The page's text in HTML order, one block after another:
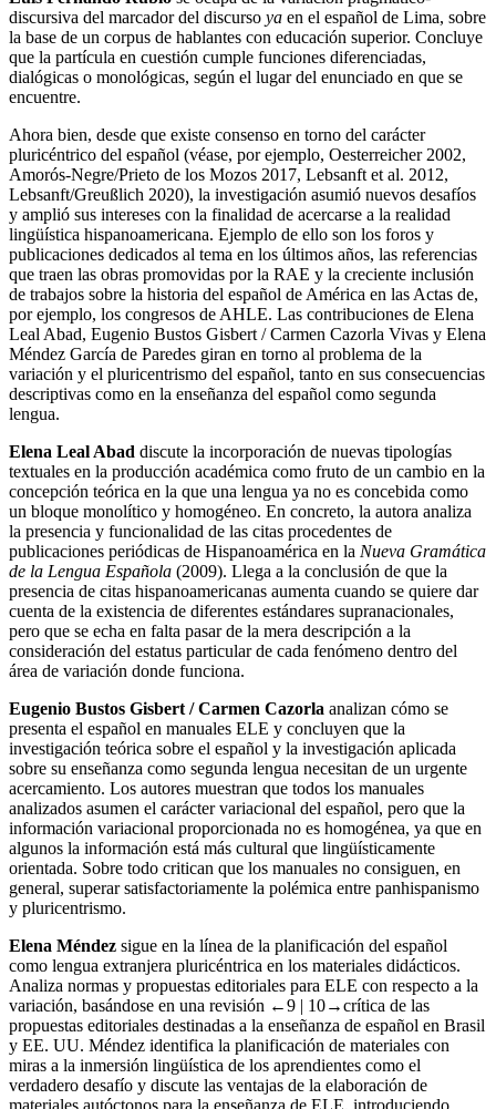
discursiva del marcador del discurso ya en el español de Lima, sobre
la base de un corpus de hablantes con educación superior. Concluye
que la partícula en cuestión cumple funciones diferenciadas,
dialógicas o monológicas, según el lugar del enunciado en que se
encuentre.
Ahora bien, desde que existe consenso en torno del carácter
pluricéntrico del español (véase, por ejemplo, Oesterreicher 2002,
Amorós-Negre/Prieto de los Mozos 2017, Lebsanft et al. 2012,
Lebsanft/Greußlich 2020), la investigación asumió nuevos desafíos
y amplió sus intereses con la finalidad de acercarse a la realidad
lingüística hispanoamericana. Ejemplo de ello son los foros y
publicaciones dedicados al tema en los últimos años, las referencias
que traen las obras promovidas por la RAE y la creciente inclusión
de trabajos sobre la historia del español de América en las Actas de,
por ejemplo, los congresos de AHLE. Las contribuciones de Elena
Leal Abad, Eugenio Bustos Gisbert / Carmen Cazorla Vivas y Elena
Méndez García de Paredes giran en torno al problema de la
variación y el pluricentrismo del español, tanto en sus consecuencias
descriptivas como en la enseñanza del español como segunda
lengua.
Elena Leal Abad discute la incorporación de nuevas tipologías
textuales en la producción académica como fruto de un cambio en la
concepción teórica en la que una lengua ya no es concebida como
un bloque monolítico y homogéneo. En concreto, la autora analiza
la presencia y funcionalidad de las citas procedentes de
publicaciones periódicas de Hispanoamérica en la Nueva Gramática
de la Lengua Española (2009). Llega a la conclusión de que la
presencia de citas hispanoamericanas aumenta cuando se quiere dar
cuenta de la existencia de diferentes estándares supranacionales,
pero que se echa en falta pasar de la mera descripción a la
consideración del estatus particular de cada fenómeno dentro del
área de variación donde funciona.
Eugenio Bustos Gisbert / Carmen Cazorla analizan cómo se
presenta el español en manuales ELE y concluyen que la
investigación teórica sobre el español y la investigación aplicada
sobre su enseñanza como segunda lengua necesitan de un urgente
acercamiento. Los autores muestran que todos los manuales
analizados asumen el carácter variacional del español, pero que la
información variacional proporcionada no es homogénea, ya que en
algunos la información está más cultural que lingüísticamente
orientada. Sobre todo critican que los manuales no consiguen, en
general, superar satisfactoriamente la polémica entre panhispanismo
y pluricentrismo.
Elena Méndez sigue en la línea de la planificación del español
como lengua extranjera pluricéntrica en los materiales didácticos.
Analiza normas y propuestas editoriales para ELE con respecto a la
variación, basándose en una revisión ←9 | 10→crítica de las
propuestas editoriales destinadas a la enseñanza de español en Brasil
y EE. UU. Méndez identifica la planificación de materiales con
miras a la inmersión lingüística de los aprendientes como el
verdadero desafío y discute las ventajas de la elaboración de